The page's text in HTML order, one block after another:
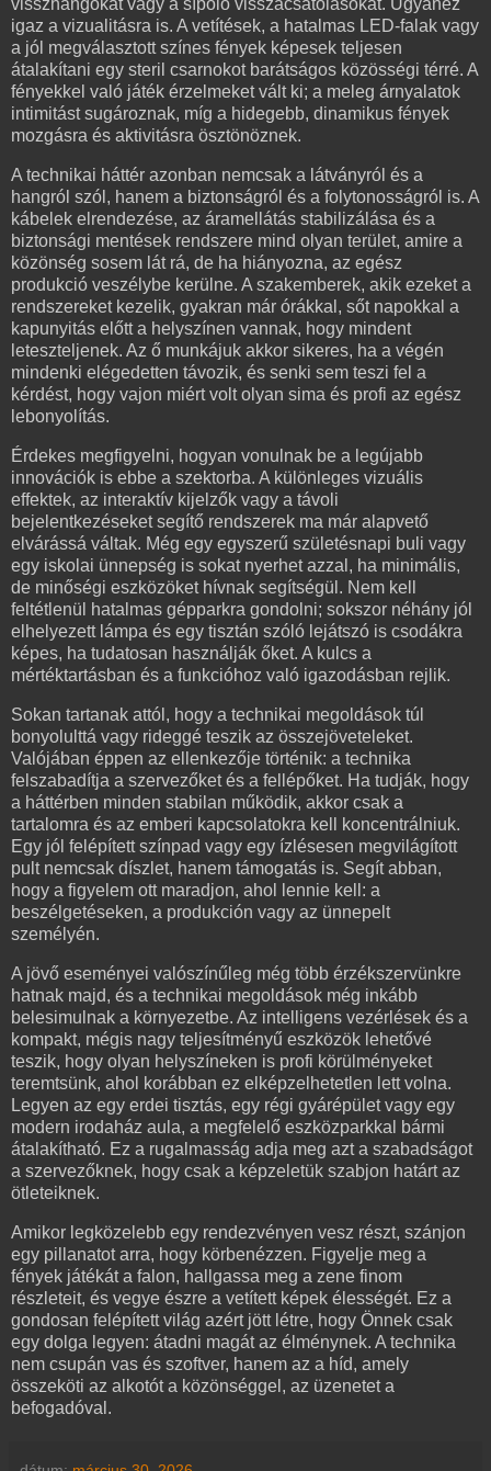
visszhangokat vagy a sípoló visszacsatolásokat. Ugyanez
igaz a vizualitásra is. A vetítések, a hatalmas LED-falak vagy
a jól megválasztott színes fények képesek teljesen
átalakítani egy steril csarnokot barátságos közösségi térré. A
fényekkel való játék érzelmeket vált ki; a meleg árnyalatok
intimitást sugároznak, míg a hidegebb, dinamikus fények
mozgásra és aktivitásra ösztönöznek.
A technikai háttér azonban nemcsak a látványról és a
hangról szól, hanem a biztonságról és a folytonosságról is. A
kábelek elrendezése, az áramellátás stabilizálása és a
biztonsági mentések rendszere mind olyan terület, amire a
közönség sosem lát rá, de ha hiányozna, az egész
produkció veszélybe kerülne. A szakemberek, akik ezeket a
rendszereket kezelik, gyakran már órákkal, sőt napokkal a
kapunyitás előtt a helyszínen vannak, hogy mindent
leteszteljenek. Az ő munkájuk akkor sikeres, ha a végén
mindenki elégedetten távozik, és senki sem teszi fel a
kérdést, hogy vajon miért volt olyan sima és profi az egész
lebonyolítás.
Érdekes megfigyelni, hogyan vonulnak be a legújabb
innovációk is ebbe a szektorba. A különleges vizuális
effektek, az interaktív kijelzők vagy a távoli
bejelentkezéseket segítő rendszerek ma már alapvető
elvárássá váltak. Még egy egyszerű születésnapi buli vagy
egy iskolai ünnepség is sokat nyerhet azzal, ha minimális,
de minőségi eszközöket hívnak segítségül. Nem kell
feltétlenül hatalmas gépparkra gondolni; sokszor néhány jól
elhelyezett lámpa és egy tisztán szóló lejátszó is csodákra
képes, ha tudatosan használják őket. A kulcs a
mértéktartásban és a funkcióhoz való igazodásban rejlik.
Sokan tartanak attól, hogy a technikai megoldások túl
bonyolulttá vagy rideggé teszik az összejöveteleket.
Valójában éppen az ellenkezője történik: a technika
felszabadítja a szervezőket és a fellépőket. Ha tudják, hogy
a háttérben minden stabilan működik, akkor csak a
tartalomra és az emberi kapcsolatokra kell koncentrálniuk.
Egy jól felépített színpad vagy egy ízlésesen megvilágított
pult nemcsak díszlet, hanem támogatás is. Segít abban,
hogy a figyelem ott maradjon, ahol lennie kell: a
beszélgetéseken, a produkción vagy az ünnepelt
személyén.
A jövő eseményei valószínűleg még több érzékszervünkre
hatnak majd, és a technikai megoldások még inkább
belesimulnak a környezetbe. Az intelligens vezérlések és a
kompakt, mégis nagy teljesítményű eszközök lehetővé
teszik, hogy olyan helyszíneken is profi körülményeket
teremtsünk, ahol korábban ez elképzelhetetlen lett volna.
Legyen az egy erdei tisztás, egy régi gyárépület vagy egy
modern irodaház aula, a megfelelő eszközparkkal bármi
átalakítható. Ez a rugalmasság adja meg azt a szabadságot
a szervezőknek, hogy csak a képzeletük szabjon határt az
ötleteiknek.
Amikor legközelebb egy rendezvényen vesz részt, szánjon
egy pillanatot arra, hogy körbenézzen. Figyelje meg a
fények játékát a falon, hallgassa meg a zene finom
részleteit, és vegye észre a vetített képek élességét. Ez a
gondosan felépített világ azért jött létre, hogy Önnek csak
egy dolga legyen: átadni magát az élménynek. A technika
nem csupán vas és szoftver, hanem az a híd, amely
összeköti az alkotót a közönséggel, az üzenetet a
befogadóval.